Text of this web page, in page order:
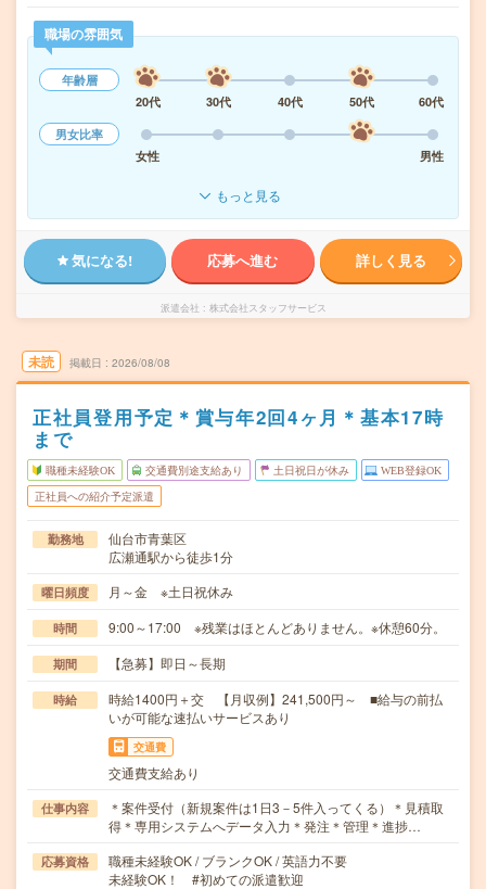
職場の雰囲気
年齢層
20代
30代 40代 50代
60代
男女比率
女性
男性
もっと見る
気になる! 応募へ進む 詳しく見る
派遣会社 株式会社スタッフサービス
未読 掲載日 2026/08/08
正社員登用予定＊賞与年2回4ヶ月＊基本17時
まで
職種未経験OK 交通費別途支給あり 土日祝日が休み WEB登録OK
正社員への紹介予定派遣
勤務地
仙台市青葉区
広瀬通駅から徒歩1分
曜日頻度 月～金 ※土日祝休み
時間 9:00～17:00 ※残業はほとんどありません。※休憩60分。
期間 【急募】即日～長期
時給
時給1400円＋交 【月収例】241,500円～ ■給与の前払
いが可能な速払いサービスあり
交通費
交通費支給あり
仕事内容
＊案件受付（新規案件は1日3－5件入ってくる）＊見積取
得＊専用システムへデータ入力＊発注＊管理＊進捗…
応募資格
職種未経験OK / ブランクOK / 英語力不要
未経験OK！ #初めての派遣歓迎